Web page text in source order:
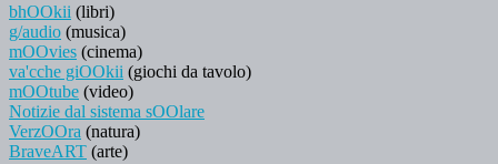
bhOOkii (libri)
g/audio (musica)
mOOvies (cinema)
va'cche giOOkii (giochi da tavolo)
mOOtube (video)
Notizie dal sistema sOOlare
VerzOOra (natura)
BraveART (arte)